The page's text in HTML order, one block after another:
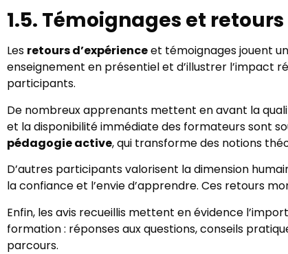
1.5. Témoignages et
Les retours d’expérienceet témoignages jouent
enseignement en présentiel et d’illustrer l’impact
participants.
De nombreux apprenants mettent en avant la
et la disponibilité immédiate des formateurs sont
pédagogie active, qui transforme des notions
D’autres participants valorisent la dimension
la confiance et l’envie d’apprendre. Ces retours
Enfin, les avis recueillis mettent en évidence
formation : réponses aux questions, conseils
parcours.